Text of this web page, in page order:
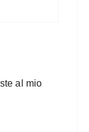
al mio